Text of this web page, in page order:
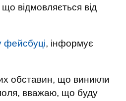
що відмовляється від
фейсбуці, інформує
обставин, що виникли
вважаю, що буду